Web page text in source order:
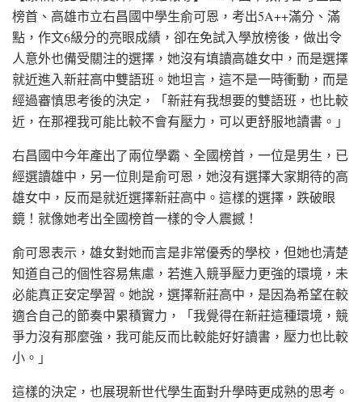
榜首、高雄市立右昌國中學生俞可恩，考出5A++滿分、滿
點，作文6級分的亮眼成績，卻在免試入學放榜後，做出令
人意外也備受關注的選擇，她沒有填讀高雄女中，而是選擇
就近進入新莊高中雙語班。她坦言，這不是一時衝動，而是
經過審慎思考後的決定，「新莊有我想要的雙語班，也比較
近，在那裡我可能比較不會有壓力，可以更舒服地讀書。」
右昌國中今年產出了兩位學霸、全國榜首，一位是男生，已
經選讀雄中，另一位則是俞可恩，她沒有選擇大家期待的高
雄女中，反而是就近選擇新莊高中。這樣的選擇，跌破眼
鏡！就像她考出全國榜首一樣的令人震撼！
俞可恩表示，雄女對她而言是非常優秀的學校，但她也清楚
知道自己的個性容易焦慮，若進入競爭壓力更強的環境，未
必能真正安定學習。她說，選擇新莊高中，是因為希望在較
適合自己的節奏中累積實力，「我覺得在新莊這種環境，競
爭力沒有那麼強，我可能反而比較能好好讀書，壓力也比較
小。」
這樣的決定，也展現新世代學生面對升學時更成熟的思考。